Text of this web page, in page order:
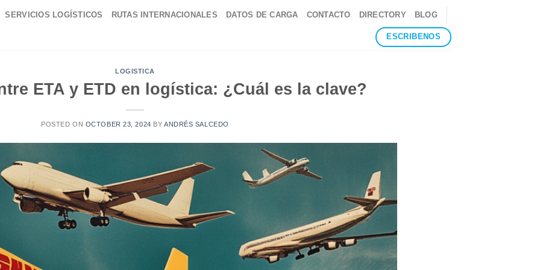
SERVICIOS LOGÍSTICOS RUTAS INTERNACIONALES DATOS DE CARGA CONTACTO DIRECTORY BLOG
ESCRIBENOS
LOGISTICA
ETA y ETD en logística: ¿Cuál es la clave?
POSTED ON OCTOBER 23, 2024 BY ANDRÉS SALCEDO